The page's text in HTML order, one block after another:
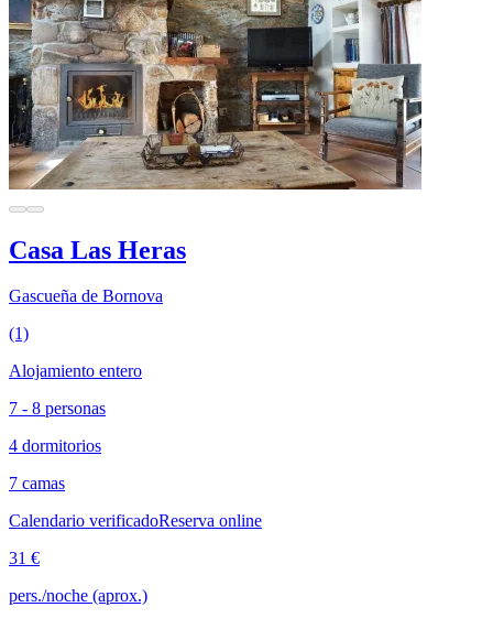
Casa Las Heras
Gascueña de Bornova
(1)
Alojamiento entero
7 - 8 personas
4 dormitorios
7 camas
Calendario verificadoReserva online
31 €
pers./noche (aprox.)